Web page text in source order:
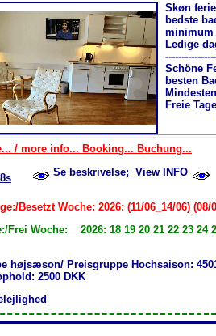
Skøn
bedste
minimum
Ledige
Schöne
besten
Freie
/ more info... Booking... Buchung...
Se beskrivelse; View INFO
Besetzt Woche: 2026: (11/06_14/06) (08/
Frei Woche: 2026: 18 19 20 21 22 23 24
højsæson/ Preisgruppe Hochsaison:
2500 DKK